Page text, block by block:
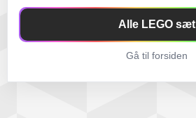
Alle LEGO sæt
Gå til forsiden